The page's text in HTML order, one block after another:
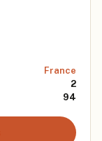
France
2
94